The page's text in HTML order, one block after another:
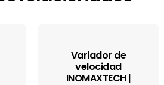
Variador de
velocidad
INOMAXTECH |